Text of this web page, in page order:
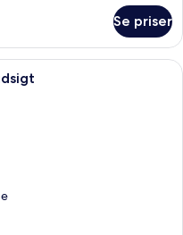
Se priser
hotelværelse med en seng, et lille